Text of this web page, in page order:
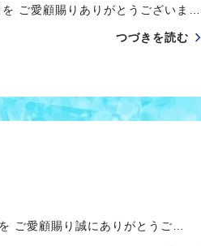
ご愛顧賜りありがとうございま…
つづきを読む
ご愛顧賜り誠にありがとうご…